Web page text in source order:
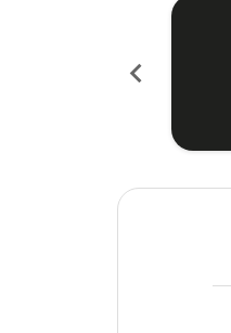
chevron_left